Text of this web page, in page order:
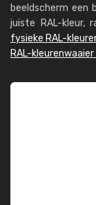
beeldscherm een
juiste RAL-kleur,
fysieke RAL-
RAL-